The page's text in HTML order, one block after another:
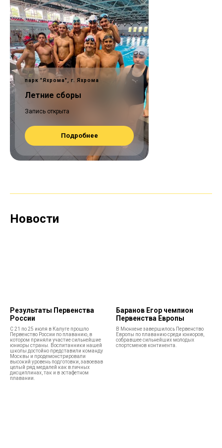
парк "Яхрома", г. Яхрома
Летние сборы
Запись открыта
Подробнее
Новости
Результаты Первенства
России
С 21 по 25 июля в Калуге прошло
Первенство России по плаванию, в
котором приняли участие сильнейшие
юниоры страны. Воспитанники нашей
школы достойно представили команду
Москвы и продемонстрировали
высокий уровень подготовки, завоевав
целый ряд медалей как в личных
дисциплинах, так и в эстафетном
плавании.
Баранов Егор чемпион
Первенства Европы
В Мюнхене завершилось Первенство
Европы по плаванию среди юниоров,
собравшее сильнейших молодых
спортсменов континента.